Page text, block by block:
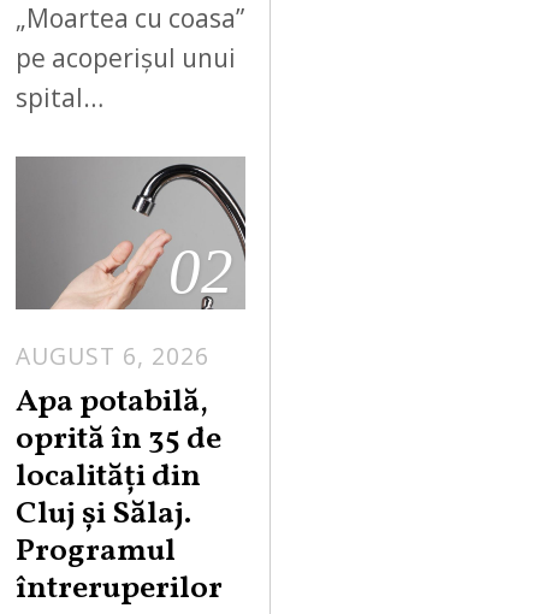
„Moartea cu coasa”
pe acoperișul unui
spital…
02
AUGUST 6, 2026
Apa potabilă,
oprită în 35 de
localități din
Cluj și Sălaj.
Programul
întreruperilor